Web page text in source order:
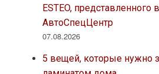
ESTEO, представленного
АвтоСпецЦентр
07.08.2026
5 вещей, которые нужно